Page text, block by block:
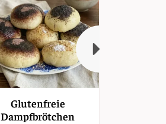
Glutenfreie
Dampfbrötchen